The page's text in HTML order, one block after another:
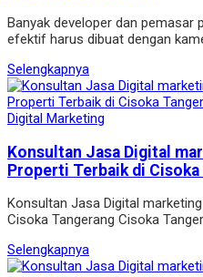
Banyak developer dan pemasar
efektif harus dibuat dengan
Selengkapnya
Digital Marketing
Konsultan Jasa Digital
Properti Terbaik di Cisoka
Konsultan Jasa Digital
Cisoka Tangerang Cisoka
Selengkapnya